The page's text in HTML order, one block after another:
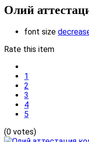
Олий
font size
Rate this item
1
2
3
4
5
(0 votes)